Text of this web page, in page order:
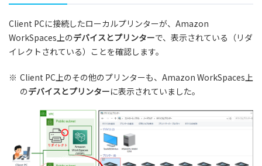
Client PCに接続したローカルプリンターが、Amazon
WorkSpaces上のデバイスとプリンターで、表示されている（リダ
イレクトされている）ことを確認します。
※ Client PC上のその他のプリンターも、Amazon WorkSpaces上
のデバイスとプリンターに表示されていました。